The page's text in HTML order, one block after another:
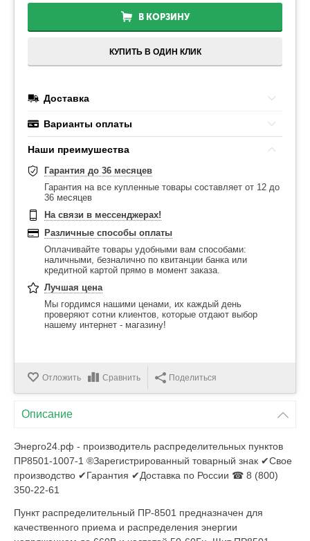
В КОРЗИНУ
КУПИТЬ В ОДИН КЛИК
Доставка
Варианты оплаты
Наши преимушества
Гарантия до 36 месяцев
Гарантия на все купленные товары составляет от 12 до
36 месяцев
На связи в мессенджерах!
Различные способы оплаты
Оплачивайте товары удобными вам способами:
наличными, безналично по квитанции банка или
кредитной картой прямо в момент заказа.
Лучшая цена
Мы гордимся нашими ценами, их каждый день
проверяют сотни клиентов, которые отдают выбор
нашему интернет - магазину!
Отложить Сравнить Поделиться
Описание
Энерго24.рф - производитель распределительных пунктов
ПР8501-1007-1 ®Зарегистрированный товарный знак ✔Свое
производство ✔Гарантия ✔Доставка по России ☎ 8 (800)
350-22-61
Пункт распределительный ПР-8501 предназначен для
качественного приема и распределения энергии